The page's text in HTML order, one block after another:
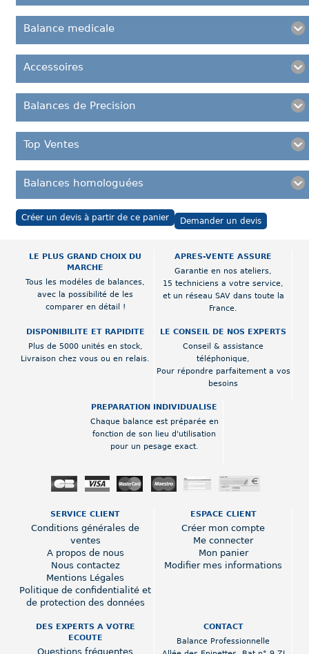
Balance medicale
Accessoires
Balances de Precision
Top Ventes
Balances homologuées
Créer un devis à partir de ce panier Demander un devis
LE PLUS GRAND CHOIX DU
MARCHE
Tous les modéles de balances,
avec la possibilité de les
comparer en détail !
APRES-VENTE ASSURE
Garantie en nos ateliers,
15 techniciens a votre service,
et un réseau SAV dans toute la
France.
DISPONIBILITE ET RAPIDITE
Plus de 5000 unités en stock,
Livraison chez vous ou en relais.
LE CONSEIL DE NOS EXPERTS
Conseil & assistance
téléphonique,
Pour répondre parfaitement a vos
besoins
PREPARATION INDIVIDUALISE
Chaque balance est préparée en
fonction de son lieu d'utilisation
pour un pesage exact.
SERVICE CLIENT
Conditions générales de
ventes
A propos de nous
Nous contactez
Mentions Légales
Politique de confidentialité et
de protection des données
ESPACE CLIENT
Créer mon compte
Me connecter
Mon panier
Modifier mes informations
DES EXPERTS A VOTRE
ECOUTE
Questions fréquentes
CONTACT
Balance Professionnelle